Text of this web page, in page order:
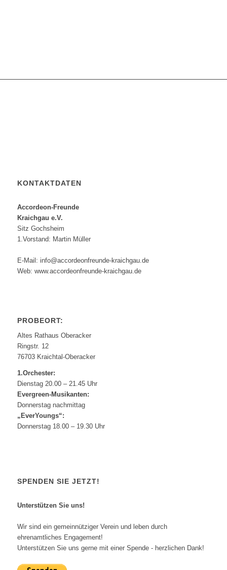
KONTAKTDATEN
Accordeon-Freunde
Kraichgau e.V.
Sitz Gochsheim
1.Vorstand: Martin Müller
E-Mail: info@accordeonfreunde-kraichgau.de
Web: www.accordeonfreunde-kraichgau.de
PROBEORT:
Altes Rathaus Oberacker
Ringstr. 12
76703 Kraichtal-Oberacker
1.Orchester:
Dienstag 20.00 – 21.45 Uhr
Evergreen-Musikanten:
Donnerstag nachmittag
„EverYoungs“:
Donnerstag 18.00 – 19.30 Uhr
SPENDEN SIE JETZT!
Unterstützen Sie uns!
Wir sind ein gemeinnütziger Verein und leben durch
ehrenamtliches Engagement!
Unterstützen Sie uns gerne mit einer Spende - herzlichen Dank!